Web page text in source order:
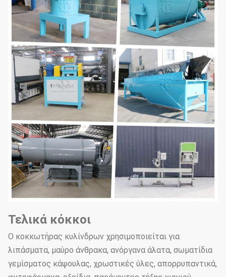
ιχνοστοιχείων για την κάλυψη
των αναγκών της κόκκωσης.
Σκόρπιζα με
κυλίνδρους
Χρησιμοποιείται για την
παραγωγή κόκκων λιπασμάτων.
Μηχανή
διαλογής
τύμπου
Χρησιμοποιείται κυρίως για τον
διαχωρισμό των τελικών
προϊόντων και των
επιστρεφόμενων υλικών και
μπορεί επίσης να
συνειδητοποιήσει την
ταξινόμηση των τελικών
προϊόντων, έτσι ώστε τα τελικά
προϊόντα να ταξινομούνται
Μηχανή
επικάλυψης
Χρησιμοποιείται κυρίως για
απομάκρυνση σκόνης από
κόκκους σκόνης ή υγρή
επίστρωση για την πρόληψη της
Τελικά κόκκοι
Ο κοκκωτήρας κυλίνδρων χρησιμοποιείται για
λιπάσματα, μαύρο άνθρακα, ανόργανα άλατα, σωματίδια
γεμίσματος κάψουλας, χρωστικές ύλες, απορρυπαντικά,